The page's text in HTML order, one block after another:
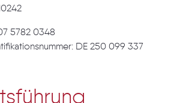
5782 0348
DE 250 099 337